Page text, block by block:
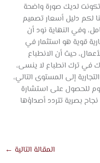
لديك صورة واضحة
لكم دليل أسعار تصميم
وفي النهاية نود أن
قوية هو استثمار في
حيث أن الانطباع
في ترك انطباع لا ينسى،
إلى المستوى التالي،
للحصول على استشارة
بصرية تتردد أصداؤها
المقالة التالية ←